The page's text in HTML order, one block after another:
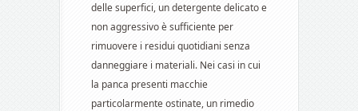
delle superfici, un detergente delicato e
non aggressivo è sufficiente per
rimuovere i residui quotidiani senza
danneggiare i materiali. Nei casi in cui
la panca presenti macchie
particolarmente ostinate, un rimedio